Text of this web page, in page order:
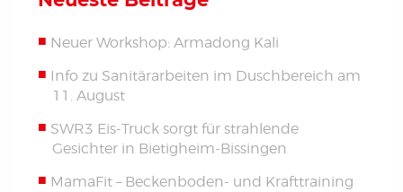
Neuer Workshop: Armadong Kali
Info zu Sanitärarbeiten im Duschbereich am
11. August
SWR3 Eis-Truck sorgt für strahlende
Gesichter in Bietigheim-Bissingen
MamaFit – Beckenboden- und Krafttraining